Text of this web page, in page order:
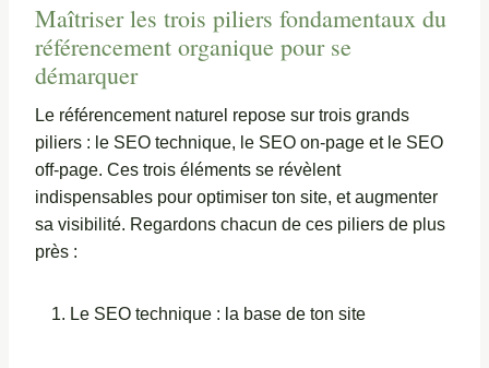
Maîtriser les trois piliers fondamentaux du
référencement organique pour se
démarquer
Le référencement naturel repose sur trois grands
piliers : le SEO technique, le SEO on-page et le SEO
off-page. Ces trois éléments se révèlent
indispensables pour optimiser ton site, et augmenter
sa visibilité. Regardons chacun de ces piliers de plus
près :
Le SEO technique : la base de ton site